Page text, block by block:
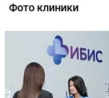
Фото клиники